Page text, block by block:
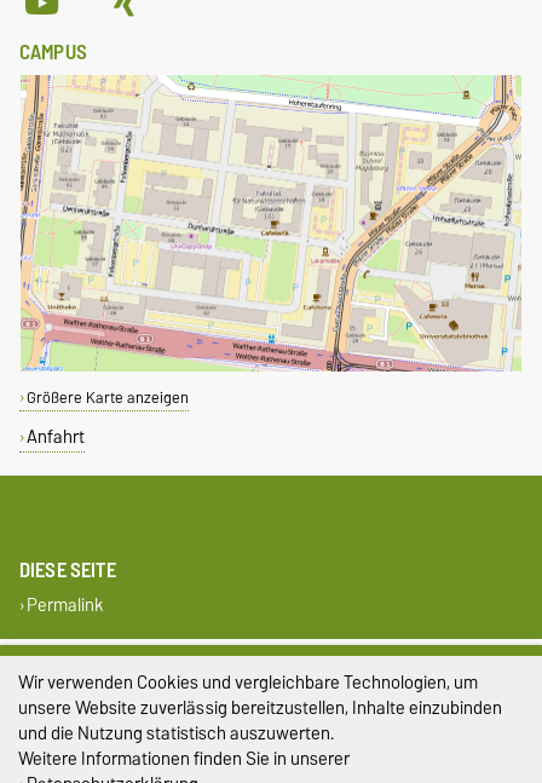
CAMPUS
Größere Karte anzeigen
Anfahrt
DIESE SEITE
Permalink
Impressum
Datenschutz
Barrierefreiheit
Wir verwenden Cookies und vergleichbare Technologien, um
unsere Website zuverlässig bereitzustellen, Inhalte einzubinden
und die Nutzung statistisch auszuwerten.
Weitere Informationen finden Sie in unserer